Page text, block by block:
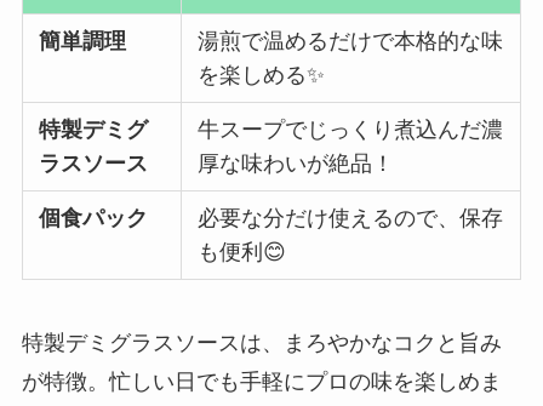
簡単調理
湯煎で温めるだけで本格的な味
を楽しめる✨
特製デミグ
ラスソース
牛スープでじっくり煮込んだ濃
厚な味わいが絶品！
個食パック
必要な分だけ使えるので、保存
も便利😊
特製デミグラスソースは、まろやかなコクと旨み
が特徴。忙しい日でも手軽にプロの味を楽しめま